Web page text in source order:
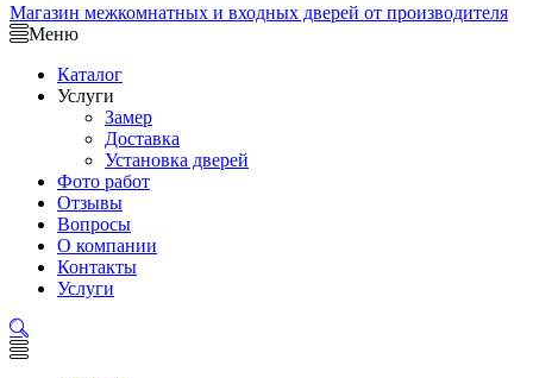
Магазин межкомнатных и входных дверей от производителя
Меню
Каталог
Услуги
Замер
Доставка
Установка дверей
Фото работ
Отзывы
Вопросы
О компании
Контакты
Услуги